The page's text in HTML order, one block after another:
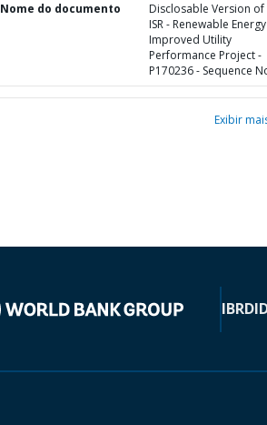
Nome do documento
Disclosable Version of
ISR - Renewable
Improved Utility
Performance Project -
P170236 - Sequence
Exibir
IBRD